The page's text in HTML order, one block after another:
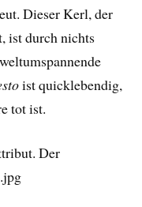
Dieser Kerl, der
ist durch nichts
ist quicklebendig,
tot ist.